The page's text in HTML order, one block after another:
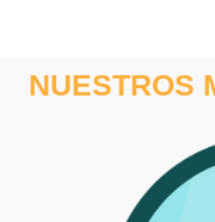
NUESTROS